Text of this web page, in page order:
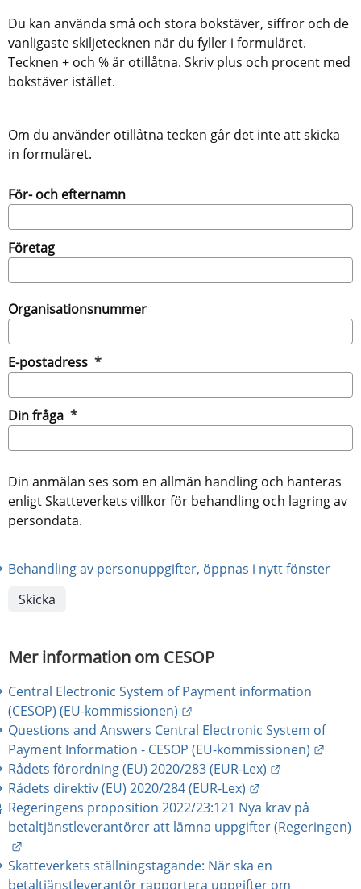
Du kan använda små och stora bokstäver, siffror och de
vanligaste skiljetecknen när du fyller i formuläret.
Tecknen + och % är otillåtna. Skriv plus och procent med
bokstäver istället.
Om du använder otillåtna tecken går det inte att skicka
in formuläret.
För- och efternamn
Företag
Organisationsnummer
E-postadress *(obligatorisk)
Din fråga *(obligatorisk)
Din anmälan ses som en allmän handling och hanteras
enligt Skatteverkets villkor för behandling och lagring av
persondata.
Behandling av personuppgifter, öppnas i nytt fönster
Mer information om CESOP
Central Electronic System of Payment information
(CESOP) (EU-kommissionen)
Questions and Answers Central Electronic System of
Payment Information - CESOP (EU-kommissionen)
Rådets förordning (EU) 2020/283 (EUR-Lex)
Rådets direktiv (EU) 2020/284 (EUR-Lex)
Regeringens proposition 2022/23:121 Nya krav på
betaltjänstleverantörer att lämna uppgifter (Regeringen)
Skatteverkets ställningstagande: När ska en
betaltjänstleverantör rapportera uppgifter om